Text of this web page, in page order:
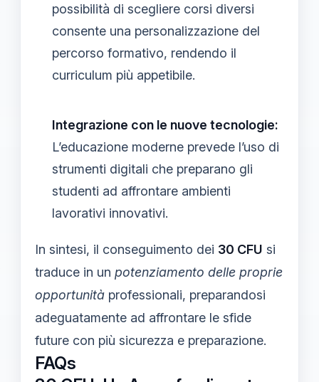
possibilità di scegliere corsi diversi
consente una personalizzazione del
percorso formativo, rendendo il
curriculum più appetibile.
Integrazione con le nuove tecnologie:
L’educazione moderne prevede l’uso di
strumenti digitali che preparano gli
studenti ad affrontare ambienti
lavorativi innovativi.
In sintesi, il conseguimento dei 30 CFU si
traduce in un potenziamento delle proprie
opportunità professionali, preparandosi
adeguatamente ad affrontare le sfide
future con più sicurezza e preparazione.
FAQs